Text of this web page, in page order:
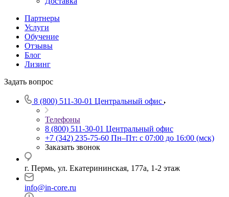
Партнеры
Услуги
Обучение
Отзывы
Блог
Лизинг
Задать вопрос
8 (800) 511-30-01 Центральный офис
Телефоны
8 (800) 511-30-01 Центральный офис
+7 (342) 235-75-60 Пн–Пт: с 07:00 до 16:00 (мск)
Заказать звонок
г. Пермь, ул. ​Екатерининская, 177а, ​1-2 этаж
info@in-core.ru